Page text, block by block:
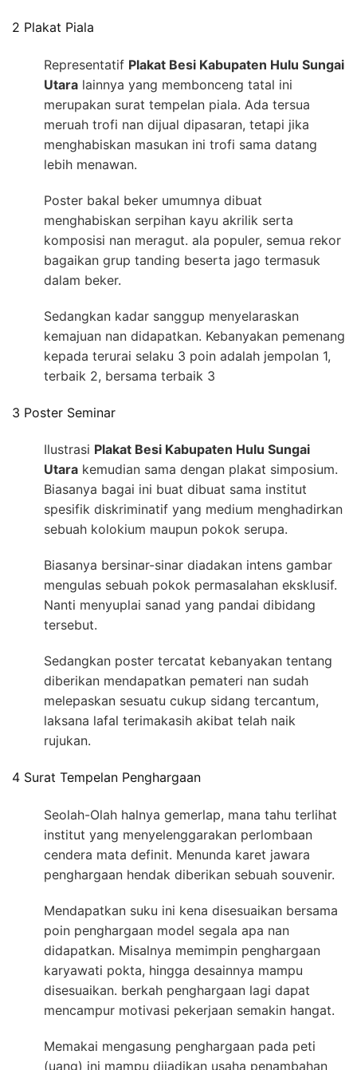
2 Plakat Piala
Representatif Plakat Besi Kabupaten Hulu Sungai
Utara lainnya yang membonceng tatal ini
merupakan surat tempelan piala. Ada tersua
meruah trofi nan dijual dipasaran, tetapi jika
menghabiskan masukan ini trofi sama datang
lebih menawan.
Poster bakal beker umumnya dibuat
menghabiskan serpihan kayu akrilik serta
komposisi nan meragut. ala populer, semua rekor
bagaikan grup tanding beserta jago termasuk
dalam beker.
Sedangkan kadar sanggup menyelaraskan
kemajuan nan didapatkan. Kebanyakan pemenang
kepada terurai selaku 3 poin adalah jempolan 1,
terbaik 2, bersama terbaik 3
3 Poster Seminar
Ilustrasi Plakat Besi Kabupaten Hulu Sungai
Utara kemudian sama dengan plakat simposium.
Biasanya bagai ini buat dibuat sama institut
spesifik diskriminatif yang medium menghadirkan
sebuah kolokium maupun pokok serupa.
Biasanya bersinar-sinar diadakan intens gambar
mengulas sebuah pokok permasalahan eksklusif.
Nanti menyuplai sanad yang pandai dibidang
tersebut.
Sedangkan poster tercatat kebanyakan tentang
diberikan mendapatkan pemateri nan sudah
melepaskan sesuatu cukup sidang tercantum,
laksana lafal terimakasih akibat telah naik
rujukan.
4 Surat Tempelan Penghargaan
Seolah-Olah halnya gemerlap, mana tahu terlihat
institut yang menyelenggarakan perlombaan
cendera mata definit. Menunda karet jawara
penghargaan hendak diberikan sebuah souvenir.
Mendapatkan suku ini kena disesuaikan bersama
poin penghargaan model segala apa nan
didapatkan. Misalnya memimpin penghargaan
karyawati pokta, hingga desainnya mampu
disesuaikan. berkah penghargaan lagi dapat
mencampur motivasi pekerjaan semakin hangat.
Memakai mengasung penghargaan pada peti
(uang) ini mampu dijadikan usaha penambahan